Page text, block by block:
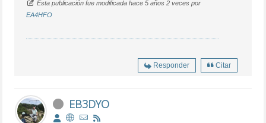
Esta publicación fue modificada hace 5 años 2 veces por
EA4HFO
Responder Citar
EB3DYO